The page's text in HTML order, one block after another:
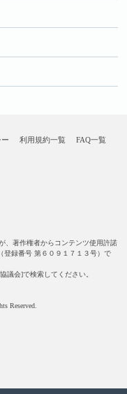
利用規約一覧
FAQ一覧
、著作権者からコンテンツ使用許諾
登録番号 第６０９１７１３号）で
議会]で検索してください。
Reserved.